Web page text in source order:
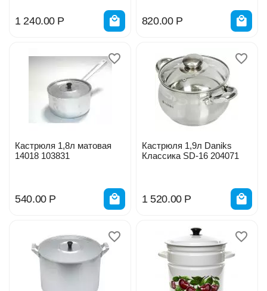
1 240.00 Р 820.00 Р
Кастрюля 1,8л матовая
14018 103831
540.00 Р
Кастрюля 1,9л Daniks
Классика SD-16 204071
1 520.00 Р